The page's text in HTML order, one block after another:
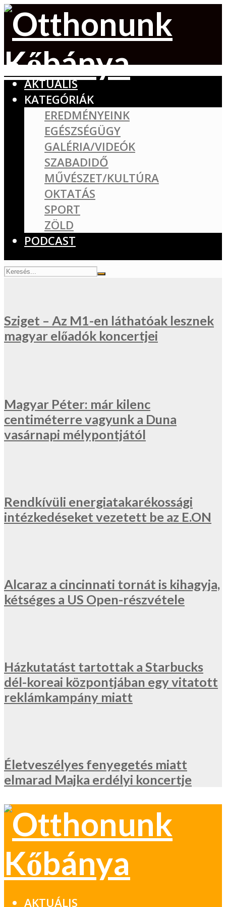
AKTUÁLIS
KATEGÓRIÁK
EREDMÉNYEINK
EGÉSZSÉGÜGY
GALÉRIA/VIDEÓK
SZABADIDŐ
MŰVÉSZET/KULTÚRA
OKTATÁS
SPORT
ZÖLD
PODCAST
Sziget – Az M1-en láthatóak lesznek
magyar előadók koncertjei
Magyar Péter: már kilenc
centiméterre vagyunk a Duna
vasárnapi mélypontjától
Rendkívüli energiatakarékossági
intézkedéseket vezetett be az E.ON
Alcaraz a cincinnati tornát is kihagyja,
kétséges a US Open-részvétele
Házkutatást tartottak a Starbucks
dél-koreai központjában egy vitatott
reklámkampány miatt
Életveszélyes fenyegetés miatt
elmarad Majka erdélyi koncertje
AKTUÁLIS